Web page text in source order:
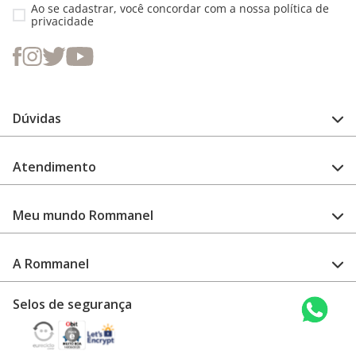
Ao se cadastrar, você concordar com a nossa política de
privacidade
Dúvidas
Guia de medidas
Como configurar meu relógio
Garantia
Atendimento
Encontre uma loja
Meu mundo Rommanel
Revenda Rommanel
A Rommanel
Trabalhe conosco
Termos de uso
Selos de segurança